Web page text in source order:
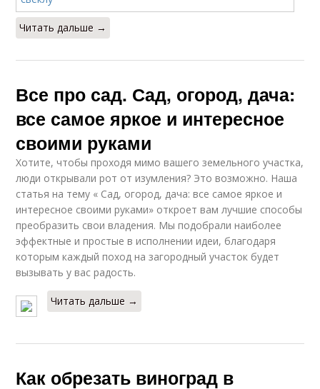
Читать дальше →
Все про сад. Сад, огород, дача:
все самое яркое и интересное
своими руками
Хотите, чтобы проходя мимо вашего земельного участка,
люди открывали рот от изумления? Это возможно. Наша
статья на тему « Сад, огород, дача: все самое яркое и
интересное своими руками» откроет вам лучшие способы
преобразить свои владения. Мы подобрали наиболее
эффектные и простые в исполнении идеи, благодаря
которым каждый поход на загородный участок будет
вызывать у вас радость.
Читать дальше →
Как обрезать виноград в